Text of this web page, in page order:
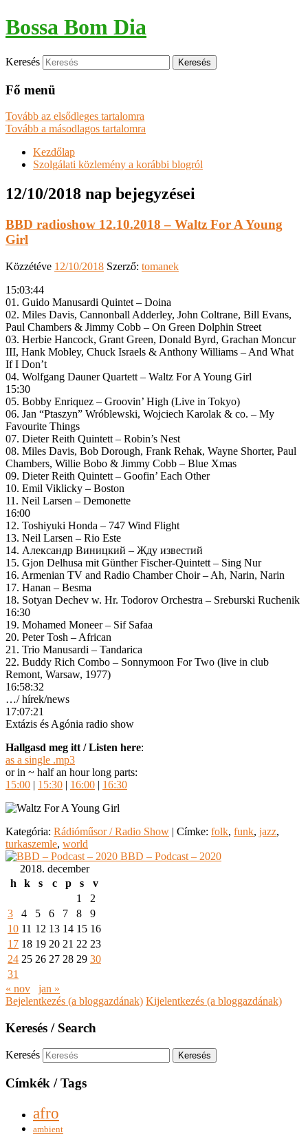
Bossa Bom Dia
Keresés
Fő menü
Tovább az elsődleges tartalomra
Tovább a másodlagos tartalomra
Kezdőlap
Szolgálati közlemény a korábbi blogról
12/10/2018 nap bejegyzései
BBD radioshow 12.10.2018 – Waltz For A Young
Girl
Közzétéve 12/10/2018 Szerző: tomanek
15:03:44
01. Guido Manusardi Quintet – Doina
02. Miles Davis, Cannonball Adderley, John Coltrane, Bill Evans,
Paul Chambers & Jimmy Cobb – On Green Dolphin Street
03. Herbie Hancock, Grant Green, Donald Byrd, Grachan Moncur
III, Hank Mobley, Chuck Israels & Anthony Williams – And What
If I Don’t
04. Wolfgang Dauner Quartett – Waltz For A Young Girl
15:30
05. Bobby Enriquez – Groovin’ High (Live in Tokyo)
06. Jan “Ptaszyn” Wróblewski, Wojciech Karolak ‎& co. – My
Favourite Things
07. Dieter Reith Quintett – Robin’s Nest
08. Miles Davis, Bob Dorough, Frank Rehak, Wayne Shorter, Paul
Chambers, Willie Bobo & Jimmy Cobb – Blue Xmas
09. Dieter Reith Quintett – Goofin’ Each Other
10. Emil Viklicky – Boston
11. Neil Larsen – Demonette
16:00
12. Toshiyuki Honda – 747 Wind Flight
13. Neil Larsen – Rio Este
14. Александр Виницкий – Жду известий
15. Gjon Delhusa mit Günther Fischer-Quintett – Sing Nur
16. Armenian TV and Radio Chamber Choir – Ah, Narin, Narin
17. Hanan – Besma
18. Sotyan Dechev w. Hr. Todorov Orchestra – Sreburski Ruchenik
16:30
19. Mohamed Moneer – Sif Safaa
20. Peter Tosh – African
21. Trio Manusardi – Tandarica
22. Buddy Rich Combo – Sonnymoon For Two (live in club
Remont, Warsaw, 1977)
16:58:32
…/ hírek/news
17:07:21
Extázis és Agónia radio show
Hallgasd meg itt / Listen here:
as a single .mp3
or in ~ half an hour long parts:
15:00 | 15:30 | 16:00 | 16:30
Kategória: Rádióműsor / Radio Show | Címke: folk, funk, jazz,
turkaszemle, world
BBD – Podcast – 2020
2018. december
h
k s c p s
v
1
2
3
4 5 6 7 8
9
10 11 12 13 14 15 16
17 18 19 20 21 22 23
24 25 26 27 28 29 30
31
« nov
jan »
Bejelentkezés (a bloggazdának) Kijelentkezés (a bloggazdának)
Keresés / Search
Keresés
Címkék / Tags
afro
ambient